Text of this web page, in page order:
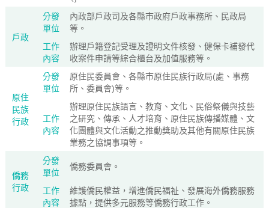
戶政
分發
單位
內政部戶政司及各縣市政府戶政事務所、民政局
等。
工作
內容
辦理戶籍登記受理及證明文件核發、健保卡補發代
收案件申請等綜合櫃台及加值服務等。
原住
民族
行政
分發
單位
原住民委員會、各縣市原住民族行政局(處、事務
所、委員會)等。
工作
內容
辦理原住民族語言、教育、文化、民俗祭儀與技藝
之研究、傳承、人才培育、原住民族傳播媒體、文
化團體與文化活動之推動獎助及其他有關原住民族
業務之協調事項等。
僑務
行政
分發
單位
僑務委員會。
工作
內容
維護僑民權益，增進僑民福祉、發展海外僑務服務
據點，提供多元服務等僑務行政工作。